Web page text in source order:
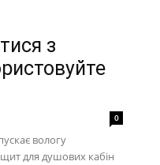
з
0
вологу
для душових кабін